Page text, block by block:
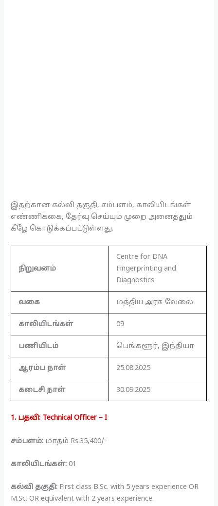
இதற்கான கல்வி தகுதி, சம்பளம், காலியிடங்கள்
எண்ணிக்கை, தேர்வு செய்யும் முறை அனைத்தும்
கீழே கொடுக்கப்பட்டுள்ளது.
நிறுவனம்
Centre for DNA
Fingerprinting and
Diagnostics
வகை மத்திய அரசு வேலை
காலியிடங்கள் 09
பணியிடம் பெங்களூர், இந்தியா
ஆரம்ப நாள் 25.08.2025
கடைசி நாள் 30.09.2025
1. பதவி: Technical Officer – I
சம்பளம்: மாதம் Rs.35,400/-
காலியிடங்கள்: 01
கல்வி தகுதி: First class B.Sc. with 5 years experience OR
M.Sc. OR equivalent with 2 years experience.